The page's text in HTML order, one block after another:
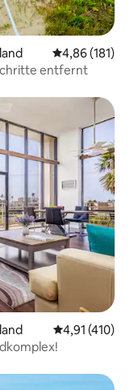
4,86 (181)
entfernt
4,91 (410)